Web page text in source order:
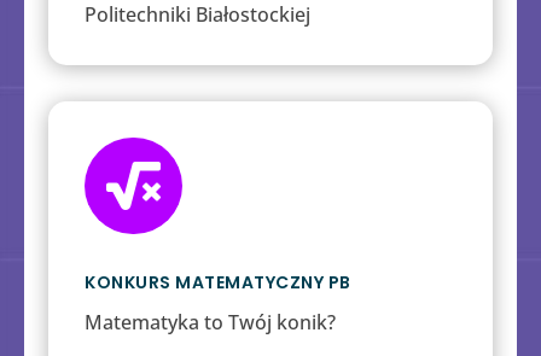
Politechniki Białostockiej

KONKURS MATEMATYCZNY PB
Matematyka to Twój konik?